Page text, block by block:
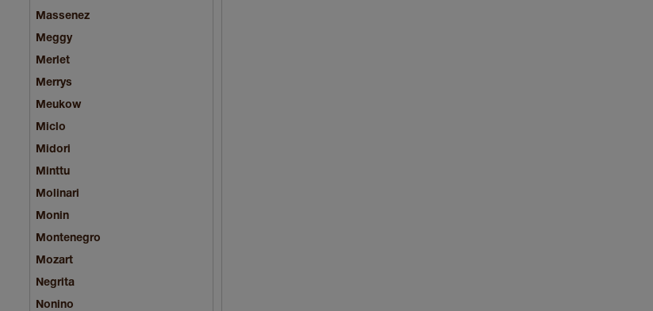
Massenez
Meggy
Merlet
Merrys
Meukow
Miclo
Midori
Minttu
Molinari
Monin
Montenegro
Mozart
Negrita
Nonino